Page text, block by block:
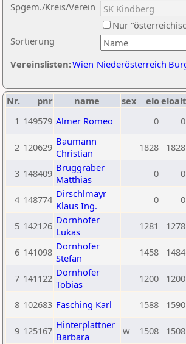
Sortierung
Spgem./Kreis/Verein
Nur
Vereinslisten:Wien Niederösterreich
Nr. pnr name sex eloeloalt
1 149579 Almer Romeo 0 0
2 120629 Baumann
Christian
1828 1828
3 148409 Bruggraber
Matthias
0 0
4 148774 Dirschlmayr
Klaus Ing.
0 0
5 142126 Dornhofer
Lukas
1281 1278
6 141098 Dornhofer
Stefan
1458 1484
7 141122 Dornhofer
Tobias
1200 1200
8 102683 Fasching Karl 1588 1590
9 125167 Hinterplattner
Barbara
w 1508 1508